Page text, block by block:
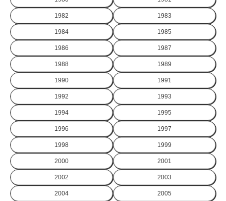
1982 1983
1984 1985
1986 1987
1988 1989
1990 1991
1992 1993
1994 1995
1996 1997
1998 1999
2000 2001
2002 2003
2004 2005